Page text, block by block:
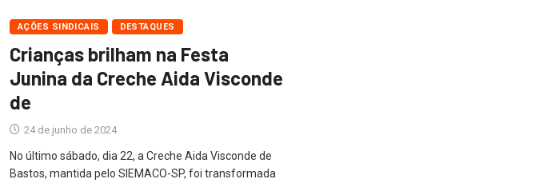
AÇÕES SINDICAIS DESTAQUES
Crianças brilham na Festa
Junina da Creche Aida Visconde
de
24 de junho de 2024
No último sábado, dia 22, a Creche Aida Visconde de
Bastos, mantida pelo SIEMACO-SP, foi transformada